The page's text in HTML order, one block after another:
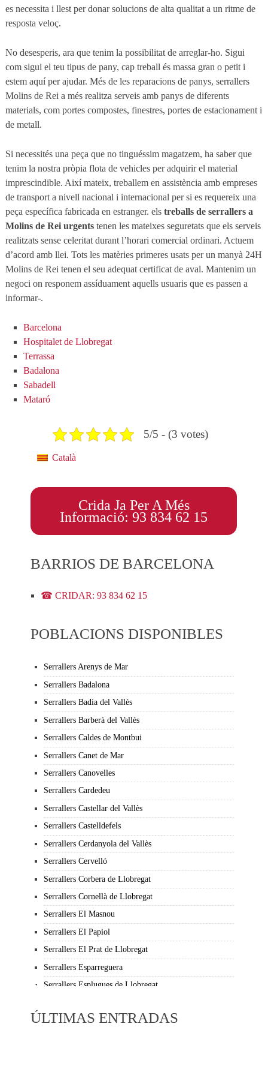
es necessita i llest per donar solucions de alta qualitat a un ritme de
resposta veloç.
No desesperis, ara que tenim la possibilitat de arreglar-ho. Sigui
com sigui el teu tipus de pany, cap treball és massa gran o petit i
estem aquí per ajudar. Més de les reparacions de panys, serrallers
Molins de Rei a més realitza serveis amb panys de diferents
materials, com portes compostes, finestres, portes de estacionament i
de metall.
Si necessités una peça que no tinguéssim magatzem, ha saber que
tenim la nostra pròpia flota de vehicles per adquirir el material
imprescindible. Així mateix, treballem en assistència amb empreses
de transport a nivell nacional i internacional per si es requereix una
peça específica fabricada en estranger. els treballs de serrallers a
Molins de Rei urgentstenen les mateixes seguretats que els serveis
realitzats sense celeritat durant l’horari comercial ordinari. Actuem
d’acord amb llei. Tots les matèries primeres usats per un manyà 24H
Molins de Rei tenen el seu adequat certificat de aval. Mantenim un
negoci on responem assíduament aquells usuaris que es passen a
informar-.
Barcelona
Hospitalet de Llobregat
Terrassa
Badalona
Sabadell
Mataró
5/5 - (3 votes)
Català
Crida Ja Per A Més
Informació: 93 834 62 15
BARRIOS DE BARCELONA
☎ CRIDAR: 93 834 62 15
POBLACIONS DISPONIBLES
Serrallers Arenys de Mar
Serrallers Badalona
Serrallers Badia del Vallès
Serrallers Barberà del Vallès
Serrallers Caldes de Montbui
Serrallers Canet de Mar
Serrallers Canovelles
Serrallers Cardedeu
Serrallers Castellar del Vallès
Serrallers Castelldefels
Serrallers Cerdanyola del Vallès
Serrallers Cervelló
Serrallers Corbera de Llobregat
Serrallers Cornellà de Llobregat
Serrallers El Masnou
Serrallers El Papiol
Serrallers El Prat de Llobregat
Serrallers Esparreguera
Serrallers Esplugues de Llobregat
Serrallers Granollers
ÚLTIMAS ENTRADAS